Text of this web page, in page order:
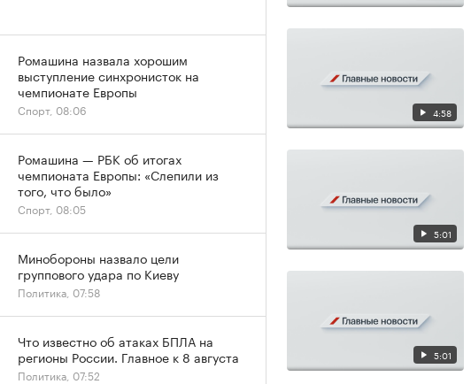
4:58
5:01
5:01
Ромашина назвала хорошим
выступление синхронисток на
чемпионате Европы
Спорт, 08:06
Ромашина — РБК об итогах
чемпионата Европы: «Слепили из
того, что было»
Спорт, 08:05
Минобороны назвало цели
группового удара по Киеву
Политика, 07:58
Что известно об атаках БПЛА на
регионы России. Главное к 8 августа
Политика, 07:52